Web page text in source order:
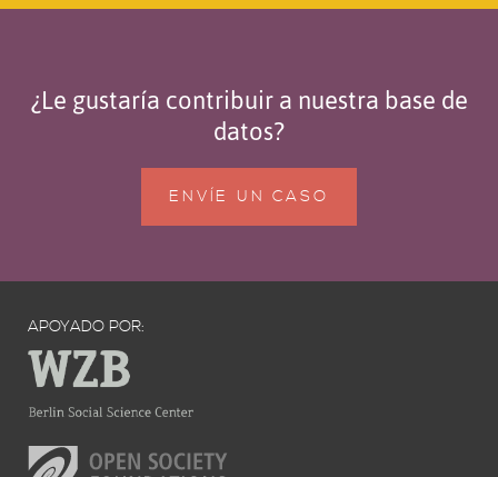
¿Le gustaría contribuir a nuestra base de
datos?
ENVÍE UN CASO
APOYADO POR: